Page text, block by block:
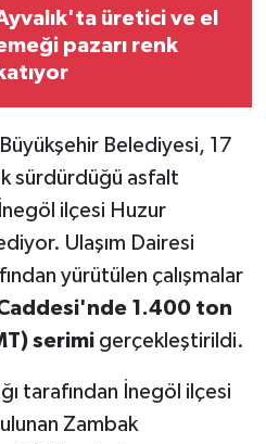
üretici ve el
pazarı renk
katıyor
Belediyesi, 17
sürdürdüğü asfalt
İnegöl ilçesi Huzur
Ulaşım Dairesi
yürütülen çalışmalar
1.400 ton
serimigerçekleştirildi.
tarafından İnegöl ilçesi
Zambak